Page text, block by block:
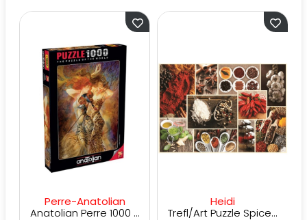
Perre-Anatolian
Anatolian Perre 1000 Parça Esin Kaynağı
Trefl/Art Puzzle Spices, Collage 1000 Parça